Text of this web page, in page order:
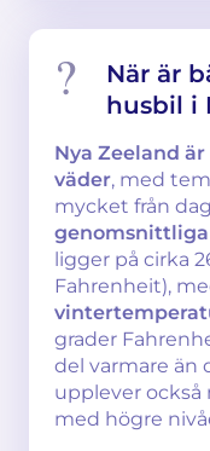
När är
husbil i
Nya Zeeland
väder, med
mycket från
ligger på cirka
Fahrenheit),
grader
del varmare än
upplever också
med högre